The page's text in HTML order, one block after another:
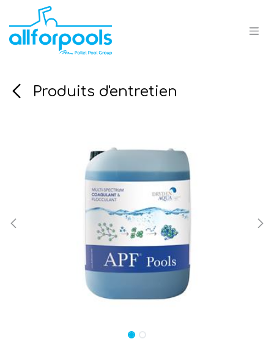
Se rendre au contenu
Produits d'entretien